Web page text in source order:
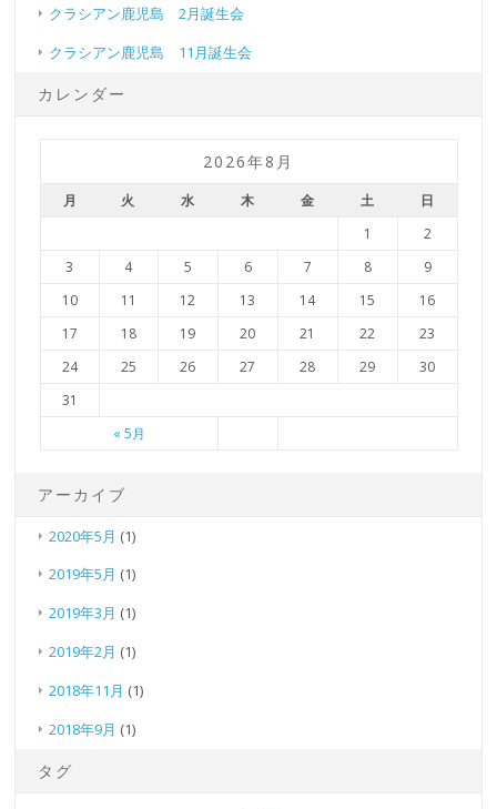
クラシアン鹿児島 2月誕生会
クラシアン鹿児島 11月誕生会
カレンダー
2026年8月
月 火 水 木 金 土 日
« 5月
1
2
3
4 5 6 7 8
9
10
11 12 13 14 15
16
17
18 19 20 21 22
23
24
25 26 27 28 29
30
31
アーカイブ
2020年5月 (1)
2019年5月 (1)
2019年3月 (1)
2019年2月 (1)
2018年11月 (1)
2018年9月 (1)
タグ